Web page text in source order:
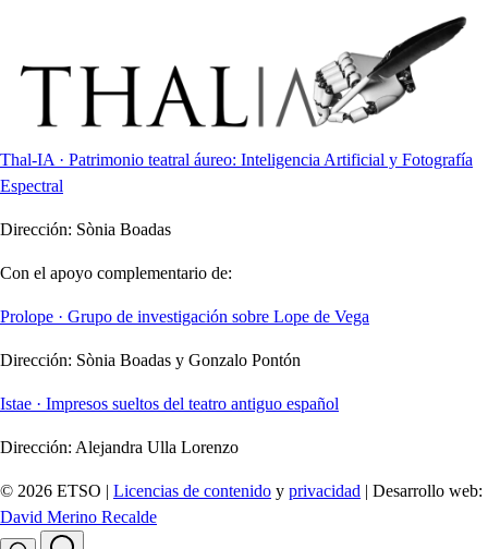
Thal-IA · Patrimonio teatral áureo: Inteligencia Artificial y Fotografía
Espectral
Dirección: Sònia Boadas
Con el apoyo complementario de:
Prolope · Grupo de investigación sobre Lope de Vega
Dirección: Sònia Boadas y Gonzalo Pontón
Istae · Impresos sueltos del teatro antiguo español
Dirección: Alejandra Ulla Lorenzo
© 2026 ETSO | Licencias de contenido y privacidad | Desarrollo web:
David Merino Recalde